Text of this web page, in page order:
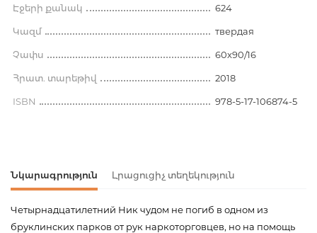
Էջերի քանակ 624
Կազմ твердая
Չափս 60x90/16
Հրատ. տարեթիվ 2018
ISBN 978-5-17-106874-5
Նկարագրություն Լրացուցիչ տեղեկություն
Четырнадцатилетний Ник чудом не погиб в одном из
бруклинских парков от рук наркоторговцев, но на помощь